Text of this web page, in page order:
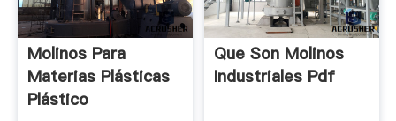
Molinos Para
Materias Plásticas
Plástico
Que Son Molinos
Industriales Pdf